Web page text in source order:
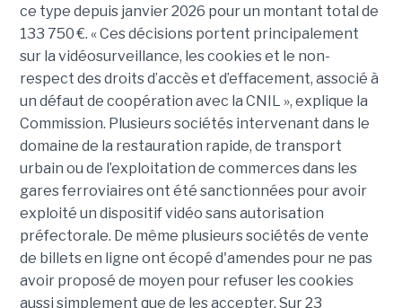
ce type depuis janvier 2026 pour un montant total de
133 750 €. « Ces décisions portent principalement
sur la vidéosurveillance, les cookies et le non-
respect des droits d’accès et d’effacement, associé à
un défaut de coopération avec la CNIL », explique la
Commission. Plusieurs sociétés intervenant dans le
domaine de la restauration rapide, de transport
urbain ou de l’exploitation de commerces dans les
gares ferroviaires ont été sanctionnées pour avoir
exploité un dispositif vidéo sans autorisation
préfectorale. De même plusieurs sociétés de vente
de billets en ligne ont écopé d'amendes pour ne pas
avoir proposé de moyen pour refuser les cookies
aussi simplement que de les accepter. Sur 23